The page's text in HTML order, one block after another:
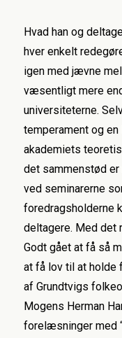
Hvad han og
hver enkelt
igen med jævne
væsentligt mere
universiteterne.
temperament og
akademiets
det sammenstød
ved seminarerne
foredragsholderne
deltagere. Med det
Godt gået at få så
at få lov til at holde
af Grundtvigs
Mogens Herman
forelæsninger med